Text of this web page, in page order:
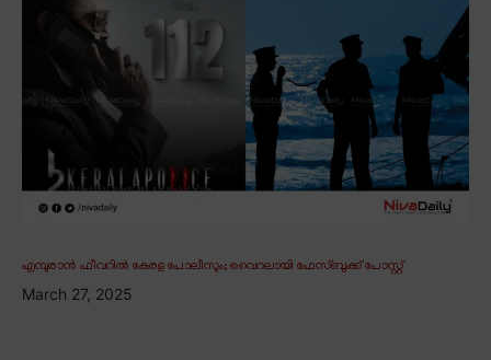
എമ്പുരാൻ ഫീവറിൽ കേരള പോലീസും; വൈറലായി ഫേസ്ബുക്ക് പോസ്റ്റ്
March 27, 2025